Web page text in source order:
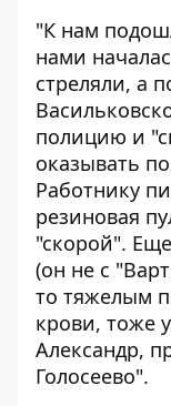
"К нам
нами
стреляли, а
полицию и
оказывать
Работнику
резиновая
"скорой".
(он не с
то тяжелым
крови, тоже
Александр,
Голосеево".